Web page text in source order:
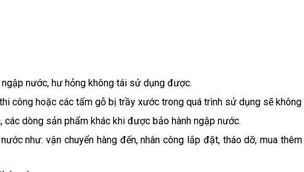
nước, hư hỏng không tái sử dụng được.
công hoặc các tấm gỗ bị trầy xước trong quá trình sử dụng sẽ
dòng sản phẩm khác khi được bảo hành ngập nước.
như: vận chuyển hàng đến, nhân công lắp đặt, tháo dỡ, mua